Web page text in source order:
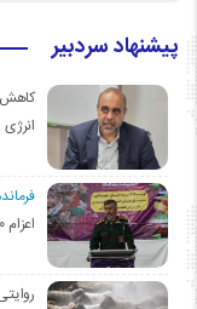
پیشنهاد سردبیر
انرژی
اعزام ۱۰۰۰ مهدیشهری به تشییع رهبر شهید